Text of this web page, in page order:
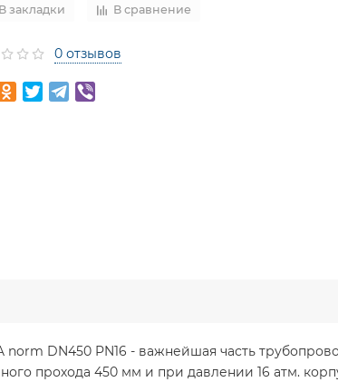
В закладки В сравнение
0 отзывов
DN450 PN16 - важнейшая часть
прохода 450 мм и при давлении 16 атм.